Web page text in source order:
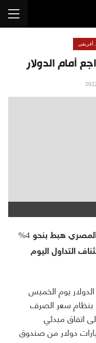
أمام الدولار
أفريقي
أظهرت بيانات رفينيتيف أن الجنيه المصري هبط بنحو 4%
التداول اليوم
14.5% مقابل الدولار يوم الخميس
بنظام سعر الصرف
اتفاق مبدئي
دولار من صندوق